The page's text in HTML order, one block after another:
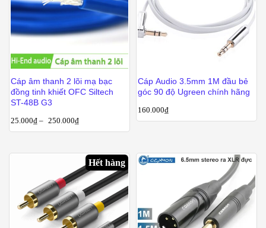
Cáp âm thanh 2 lõi mạ bạc
đồng tinh khiết OFC Siltech
ST-48B G3
25.000₫ – 250.000₫
Cáp Audio 3.5mm 1M đầu bẻ
góc 90 độ Ugreen chính hãng
160.000₫
Hết hàng